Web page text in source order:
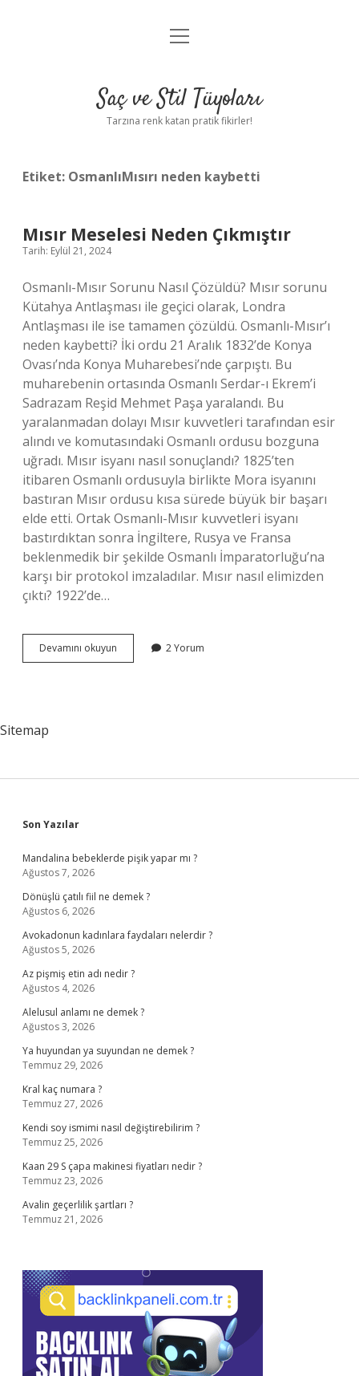
Anasayfa
Yasal Uyarı
menüyü
Saç ve Stil Tüyoları
Tarzına renk katan pratik fikirler!
Etiket: OsmanlıMısırı neden kaybetti
Mısır Meselesi Neden Çıkmıştır
Tarih: Eylül 21, 2024
Osmanlı-Mısır Sorunu Nasıl Çözüldü? Mısır sorunu
Kütahya Antlaşması ile geçici olarak, Londra
Antlaşması ile ise tamamen çözüldü. Osmanlı-Mısır’ı
neden kaybetti? İki ordu 21 Aralık 1832’de Konya
Ovası’nda Konya Muharebesi’nde çarpıştı. Bu
muharebenin ortasında Osmanlı Serdar-ı Ekrem’i
Sadrazam Reşid Mehmet Paşa yaralandı. Bu
yaralanmadan dolayı Mısır kuvvetleri tarafından esir
alındı ​​ve komutasındaki Osmanlı ordusu bozguna
uğradı. Mısır isyanı nasıl sonuçlandı? 1825’ten
itibaren Osmanlı ordusuyla birlikte Mora isyanını
bastıran Mısır ordusu kısa sürede büyük bir başarı
elde etti. Ortak Osmanlı-Mısır kuvvetleri isyanı
bastırdıktan sonra İngiltere, Rusya ve Fransa
beklenmedik bir şekilde Osmanlı İmparatorluğu’na
karşı bir protokol imzaladılar. Mısır nasıl elimizden
çıktı? 1922’de…
Devamını okuyun
Meselesi
2 Yorum
Sitemap
Sidebar
Son Yazılar
Mandalina bebeklerde pişik yapar mı ?
Ağustos 7, 2026
Dönüşlü çatılı fiil ne demek ?
Ağustos 6, 2026
Avokadonun kadınlara faydaları nelerdir ?
Ağustos 5, 2026
Az pişmiş etin adı nedir ?
Ağustos 4, 2026
Alelusul anlamı ne demek ?
Ağustos 3, 2026
Ya huyundan ya suyundan ne demek ?
Temmuz 29, 2026
Kral kaç numara ?
Temmuz 27, 2026
Kendi soy ismimi nasıl değiştirebilirim ?
Temmuz 25, 2026
Kaan 29 S çapa makinesi fiyatları nedir ?
Temmuz 23, 2026
Avalin geçerlilik şartları ?
Temmuz 21, 2026